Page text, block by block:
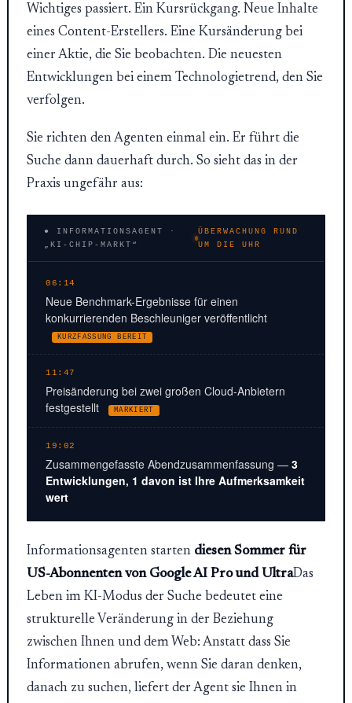
Wichtiges passiert. Ein Kursrückgang. Neue Inhalte
eines Content-Erstellers. Eine Kursänderung bei
einer Aktie, die Sie beobachten. Die neuesten
Entwicklungen bei einem Technologietrend, den Sie
verfolgen.
Sie richten den Agenten einmal ein. Er führt die
Suche dann dauerhaft durch. So sieht das in der
Praxis ungefähr aus:
● INFORMATIONSAGENT ·
„KI-CHIP-MARKT“
ÜBERWACHUNG RUND
UM DIE UHR
06:14
Neue Benchmark-Ergebnisse für einen
konkurrierenden Beschleuniger veröffentlicht
KURZFASSUNG BEREIT
11:47
Preisänderung bei zwei großen Cloud-Anbietern
festgestellt
MARKIERT
19:02
Zusammengefasste Abendzusammenfassung — 3
Entwicklungen, 1 davon ist Ihre Aufmerksamkeit
wert
Informationsagenten starten diesen Sommer für
US-Abonnenten von Google AI Pro und UltraDas
Leben im KI-Modus der Suche bedeutet eine
strukturelle Veränderung in der Beziehung
zwischen Ihnen und dem Web: Anstatt dass Sie
Informationen abrufen, wenn Sie daran denken,
danach zu suchen, liefert der Agent sie Ihnen in